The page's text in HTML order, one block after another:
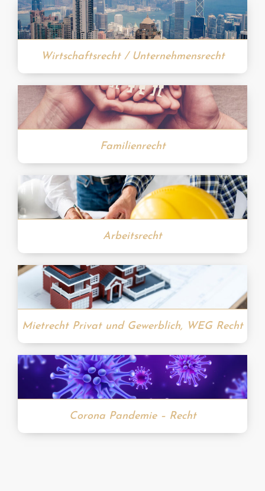
Wirtschaftsrecht / Unternehmensrecht
Familienrecht
Arbeitsrecht
Mietrecht Privat und Gewerblich, WEG Recht
Corona Pandemie – Recht